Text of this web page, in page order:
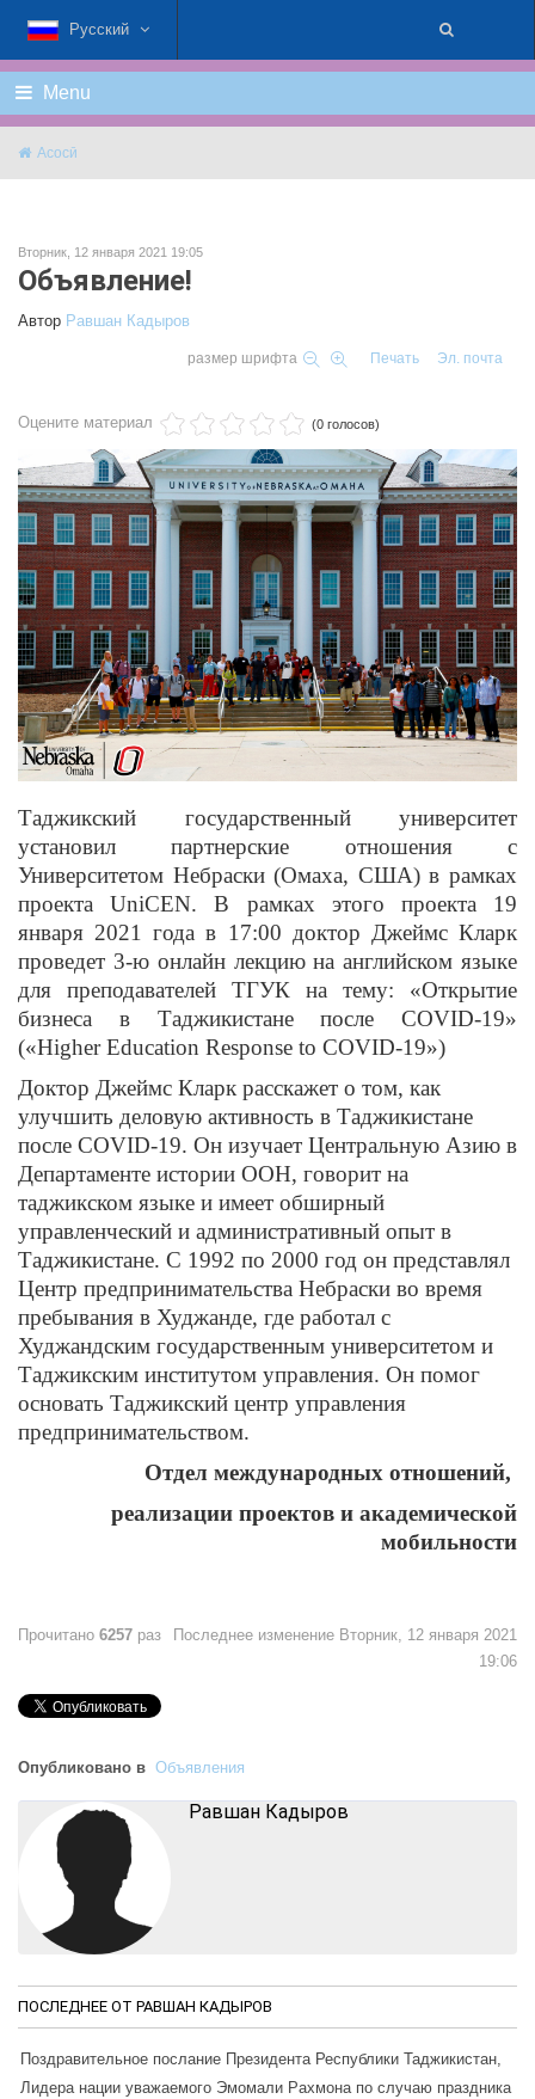
Русский
Menu
Асосӣ
Вторник, 12 января 2021 19:05
Объявление!
Автор Равшан Кадыров
размер шрифта Печать Эл. почта
Оцените материал (0 голосов)
Таджикский государственный университет
установил партнерские отношения с
Университетом Небраски (Омаха, США) в рамках
проекта UniCEN. В рамках этого проекта 19
января 2021 года в 17:00 доктор Джеймс Кларк
проведет 3-ю онлайн лекцию на английском языке
для преподавателей ТГУК на тему: «Открытие
бизнеса в Таджикистане после COVID-19»
(«Higher Education Response to COVID-19»)
Доктор Джеймс Кларк расскажет о том, как
улучшить деловую активность в Таджикистане
после COVID-19. Он изучает Центральную Азию в
Департаменте истории ООН, говорит на
таджикском языке и имеет обширный
управленческий и административный опыт в
Таджикистане. С 1992 по 2000 год он представлял
Центр предпринимательства Небраски во время
пребывания в Худжанде, где работал с
Худжандским государственным университетом и
Таджикским институтом управления. Он помог
основать Таджикский центр управления
предпринимательством.
Отдел международных отношений,
реализации проектов и академической
мобильности
Прочитано 6257 раз
Последнее изменение Вторник, 12 января 2021
19:06
Опубликовано в Объявления
Равшан Кадыров
ПОСЛЕДНЕЕ ОТ РАВШАН КАДЫРОВ
Поздравительное послание Президента Республики Таджикистан,
Лидера нации уважаемого Эмомали Рахмона по случаю праздника